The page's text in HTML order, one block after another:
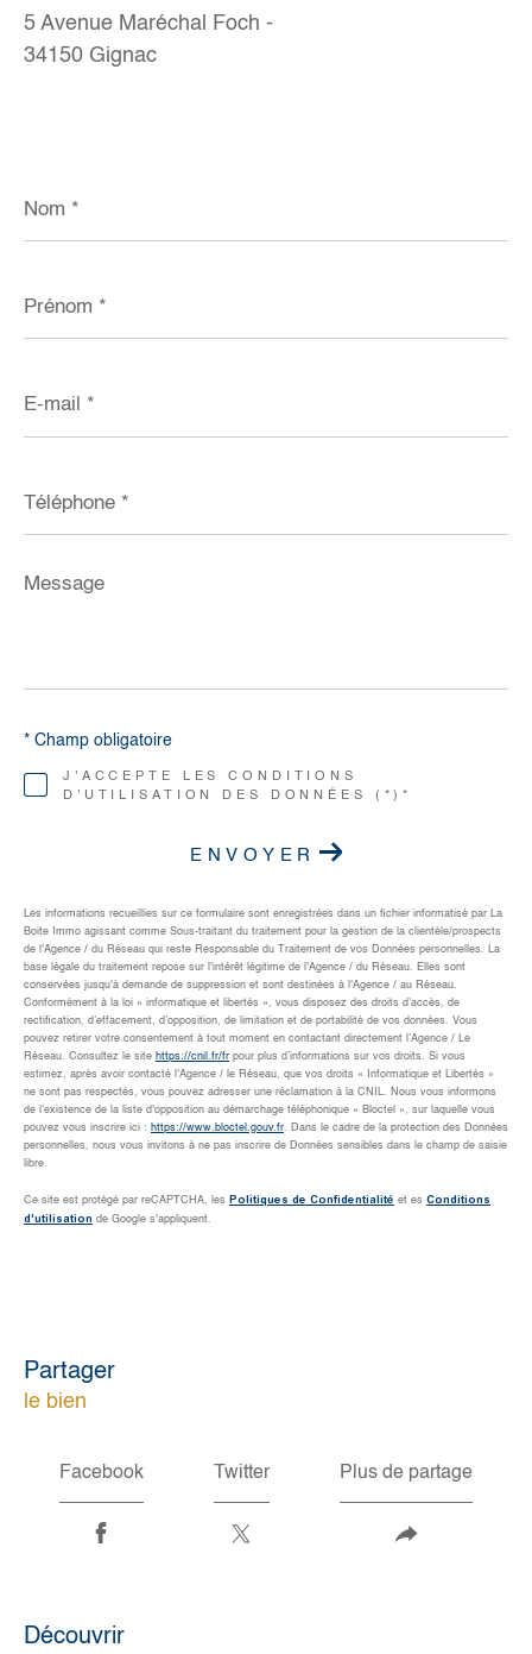
5 Avenue Maréchal Foch -
34150 Gignac
*
*
mail
*
Message
J'ACCEPTE LES CONDITIONS
D'UTILISATION DES DONNÉES (*)*
* Champ obligatoire
ENVOYER
Les informations recueillies sur ce formulaire sont enregistrées dans un fichier informatisé par La
Boite Immo agissant comme Sous-traitant du traitement pour la gestion de la clientèle/prospects
de l'Agence / du Réseau qui reste Responsable du Traitement de vos Données personnelles. La
base légale du traitement repose sur l'intérêt légitime de l'Agence / du Réseau. Elles sont
conservées jusqu'à demande de suppression et sont destinées à l'Agence / au Réseau.
Conformément à la loi « informatique et libertés », vous disposez des droits d’accès, de
rectification, d’effacement, d’opposition, de limitation et de portabilité de vos données. Vous
pouvez retirer votre consentement à tout moment en contactant directement l’Agence / Le
Réseau. Consultez le site https://cnil.fr/fr pour plus d’informations sur vos droits. Si vous
estimez, après avoir contacté l'Agence / le Réseau, que vos droits « Informatique et Libertés »
ne sont pas respectés, vous pouvez adresser une réclamation à la CNIL. Nous vous informons
de l’existence de la liste d'opposition au démarchage téléphonique « Bloctel », sur laquelle vous
pouvez vous inscrire ici : https://www.bloctel.gouv.fr. Dans le cadre de la protection des Données
personnelles, nous vous invitons à ne pas inscrire de Données sensibles dans le champ de saisie
libre.
Ce site est protégé par reCAPTCHA, les Politiques de Confidentialité et es Conditions
d'utilisation de Google s'appliquent.
partager
le bien
Facebook Twitter Plus de partage
découvrir